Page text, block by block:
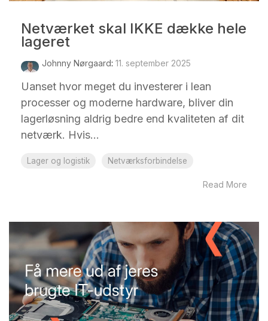
Netværket skal IKKE dække hele
lageret
Johnny Nørgaard: 11. september 2025
Uanset hvor meget du investerer i lean
processer og moderne hardware, bliver din
lagerløsning aldrig bedre end kvaliteten af dit
netværk. Hvis...
Lager og logistik Netværksforbindelse
Read More